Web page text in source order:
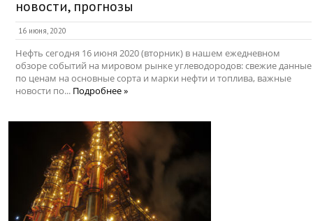
новости, прогнозы
16 июня, 2020
Нефть сегодня 16 июня 2020 (вторник) в нашем ежедневном
обзоре событий на мировом рынке углеводородов: свежие данные
по ценам на основные сорта и марки нефти и топлива, важные
новости по... Подробнее »